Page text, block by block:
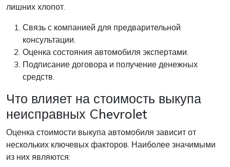
лишних хлопот.
Связь с компанией для предварительной
консультации.
Оценка состояния автомобиля экспертами.
Подписание договора и получение денежных
средств.
Что влияет на стоимость выкупа
неисправных Chevrolet
Оценка стоимости выкупа автомобиля зависит от
нескольких ключевых факторов. Наиболее значимыми
из них являются: